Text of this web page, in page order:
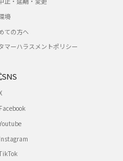
境
ての方へ
マーハラスメントポリシー
Facebook
Instagram